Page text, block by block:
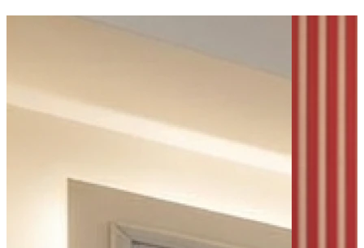
Bus - Place Besche
Parking - Parking du Prieuré
Parking - Parking Médiathèque
Parking - Parking Hôtel de ville
OpenStreetMap